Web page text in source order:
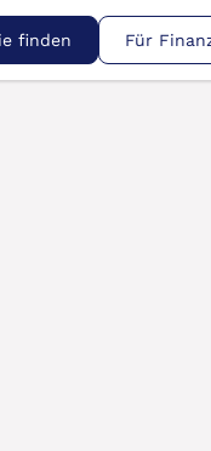
finden Für